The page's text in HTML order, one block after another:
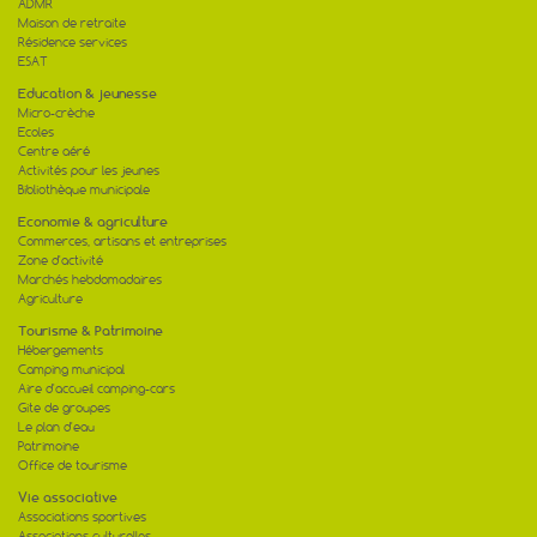
ADMR
Maison de retraite
Résidence services
ESAT
Education & jeunesse
Micro-crèche
Ecoles
Centre aéré
Activités pour les jeunes
Bibliothèque municipale
Economie & agriculture
Commerces, artisans et entreprises
Zone d'activité
Marchés hebdomadaires
Agriculture
Tourisme & Patrimoine
Hébergements
Camping municipal
Aire d'accueil camping-cars
Gite de groupes
Le plan d'eau
Patrimoine
Office de tourisme
Vie associative
Associations sportives